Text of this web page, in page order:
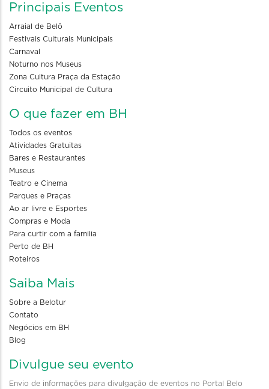
Principais Eventos
Arraial de Belô
Festivais Culturais Municipais
Carnaval
Noturno nos Museus
Zona Cultura Praça da Estação
Circuito Municipal de Cultura
O que fazer em BH
Todos os eventos
Atividades Gratuitas
Bares e Restaurantes
Museus
Teatro e Cinema
Parques e Praças
Ao ar livre e Esportes
Compras e Moda
Para curtir com a familia
Perto de BH
Roteiros
Saiba Mais
Sobre a Belotur
Contato
Negócios em BH
Blog
Divulgue seu evento
Envio de informações para divulgação de eventos no Portal Belo